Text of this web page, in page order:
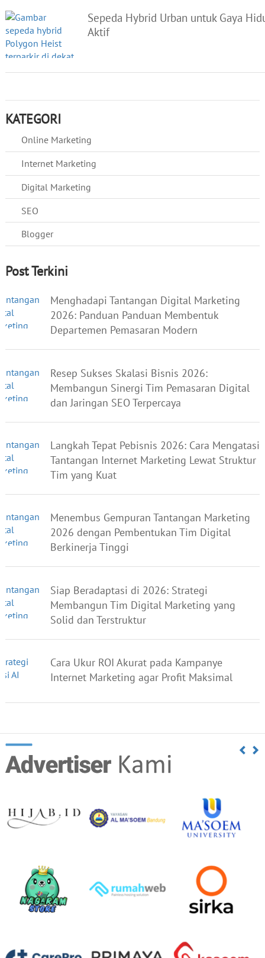
Sepeda Hybrid Urban untuk Gaya
Aktif
KATEGORI
Online Marketing
Internet Marketing
Digital Marketing
SEO
Blogger
Post Terkini
Menghadapi Tantangan Digital Marketing
2026: Panduan Panduan Membentuk
Departemen Pemasaran Modern
Resep Sukses Skalasi Bisnis 2026:
Membangun Sinergi Tim Pemasaran Digital
dan Jaringan SEO Terpercaya
Langkah Tepat Pebisnis 2026: Cara Mengatasi
Tantangan Internet Marketing Lewat Struktur
Tim yang Kuat
Menembus Gempuran Tantangan Marketing
2026 dengan Pembentukan Tim Digital
Berkinerja Tinggi
Siap Beradaptasi di 2026: Strategi
Membangun Tim Digital Marketing yang
Solid dan Terstruktur
Cara Ukur ROI Akurat pada Kampanye
Internet Marketing agar Profit Maksimal